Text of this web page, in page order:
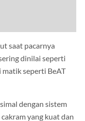
saat pacarnya
dinilai seperti
seperti BeAT
dengan sistem
yang kuat dan